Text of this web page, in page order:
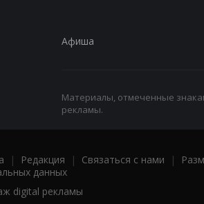
Афиша
Материалы, отмеченные
рекламы.
| Редакция | Связаться с нами |
данных
digital рекламы